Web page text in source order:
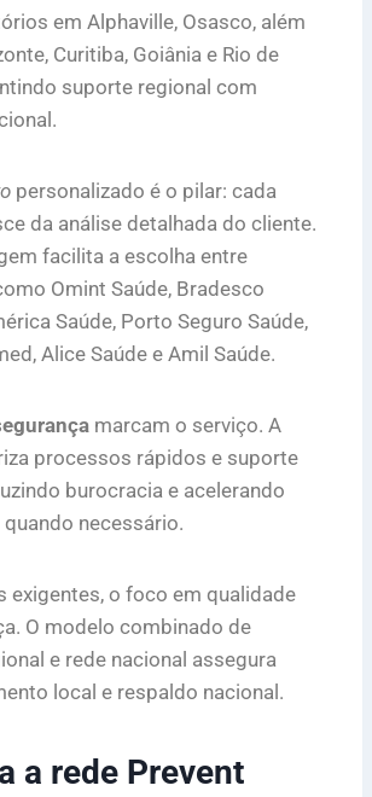
em Alphaville, Osasco, além
Curitiba, Goiânia e Rio de
suporte regional com
personalizado é o pilar: cada
da análise detalhada do cliente.
facilita a escolha entre
Omint Saúde, Bradesco
Saúde, Porto Seguro Saúde,
Alice Saúde e Amil Saúde.
marcam o serviço. A
processos rápidos e suporte
burocracia e acelerando
necessário.
exigentes, o foco em qualidade
O modelo combinado de
e rede nacional assegura
local e respaldo nacional.
a rede Prevent